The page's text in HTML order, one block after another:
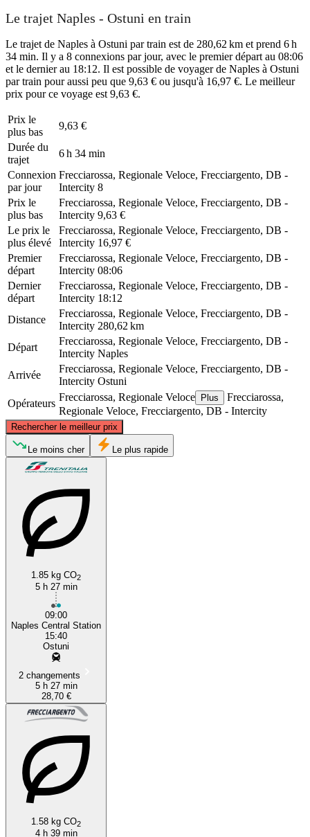
Le trajet Naples - Ostuni en train
Le trajet de Naples à Ostuni par train est de 280,62 km et prend 6 h
34 min. Il y a 8 connexions par jour, avec le premier départ au 08:06
et le dernier au 18:12. Il est possible de voyager de Naples à Ostuni
par train pour aussi peu que 9,63 € ou jusqu'à 16,97 €. Le meilleur
prix pour ce voyage est 9,63 €.
Prix ​​le
plus bas
9,63 €
Durée du
trajet
6 h 34 min
Connexion
par jour
Frecciarossa, Regionale Veloce, Frecciargento, DB -
Intercity 8
Prix ​​le
plus bas
Frecciarossa, Regionale Veloce, Frecciargento, DB -
Intercity 9,63 €
Le prix le
plus élevé
Frecciarossa, Regionale Veloce, Frecciargento, DB -
Intercity 16,97 €
Premier
départ
Frecciarossa, Regionale Veloce, Frecciargento, DB -
Intercity 08:06
Dernier
départ
Frecciarossa, Regionale Veloce, Frecciargento, DB -
Intercity 18:12
Distance
Frecciarossa, Regionale Veloce, Frecciargento, DB -
Intercity 280,62 km
Départ
Frecciarossa, Regionale Veloce, Frecciargento, DB -
Intercity Naples
Arrivée
Frecciarossa, Regionale Veloce, Frecciargento, DB -
Intercity Ostuni
Opérateurs
Frecciarossa, Regionale Veloce Plus
Frecciarossa,
Regionale Veloce, Frecciargento, DB - Intercity
Rechercher le meilleur prix
Naples
©CARTO, ©OpenStreetMapcontributors
Le moins cher Le plus rapide
1.85 kg CO2
5 h 27 min
09:00
Naples Central Station
15:40
Ostuni
2 changements
5 h 27 min
28,70 €
1.58 kg CO2
4 h 39 min